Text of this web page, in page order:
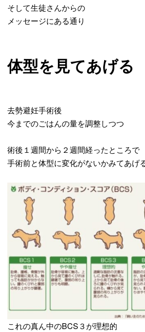
そして生徒さんからの
メッセージにある通り
体型を見てあげる
去勢避妊手術後
今までのごはんの量を調整しつつ
術後１週間から２週間経ったところで
手術前と体型に変化がないかみてあげ
これの真ん中のBCS３が理想的